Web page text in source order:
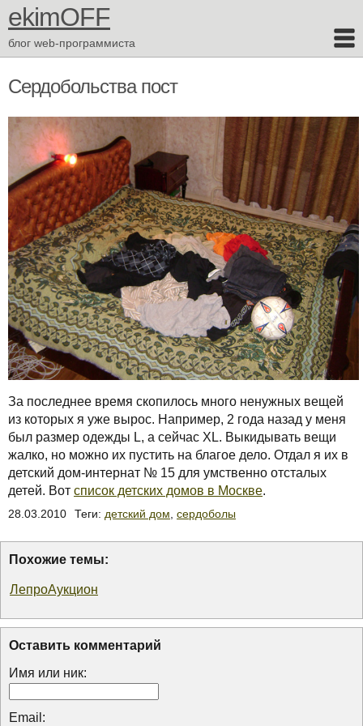
ekimOFF
блог web-программиста
Сердобольства пост
За последнее время скопилось много ненужных вещей
из которых я уже вырос. Например, 2 года назад у меня
был размер одежды L, а сейчас XL. Выкидывать вещи
жалко, но можно их пустить на благое дело. Отдал я их в
детский дом-интернат № 15 для умственно отсталых
детей. Вот список детских домов в Москве.
28.03.2010 Теги: детский дом сердоболы
Похожие темы:
ЛепроАукцион
Оставить комментарий
Имя или ник:
Email: